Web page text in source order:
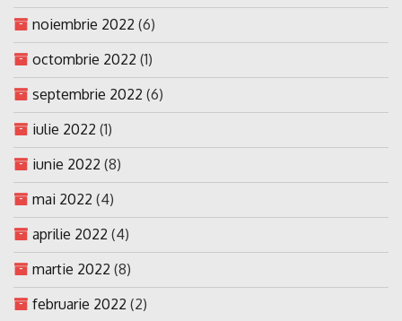
noiembrie 2022 (6)
octombrie 2022 (1)
septembrie 2022 (6)
iulie 2022 (1)
iunie 2022 (8)
mai 2022 (4)
aprilie 2022 (4)
martie 2022 (8)
februarie 2022 (2)